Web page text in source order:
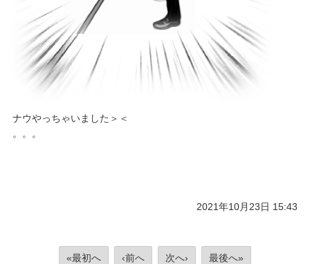
ナウやっちゃいました＞＜
。。。
2021年10月23日 15:43
«最初へ ‹前へ 次へ› 最後へ»